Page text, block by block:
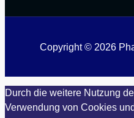
Copyright © 2026
Durch die weitere Nutzung
Verwendung von Cookies